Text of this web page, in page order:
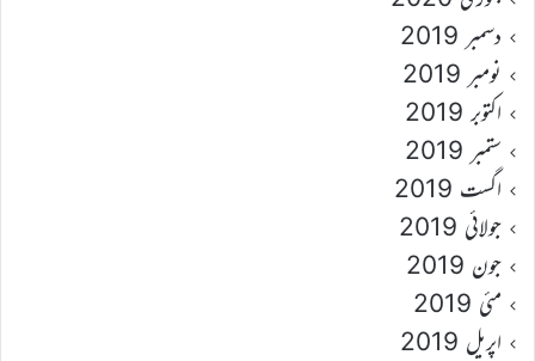
دسمبر 2019
نومبر 2019
اکتوبر 2019
ستمبر 2019
اگست 2019
جولائی 2019
جون 2019
مئی 2019
اپریل 2019